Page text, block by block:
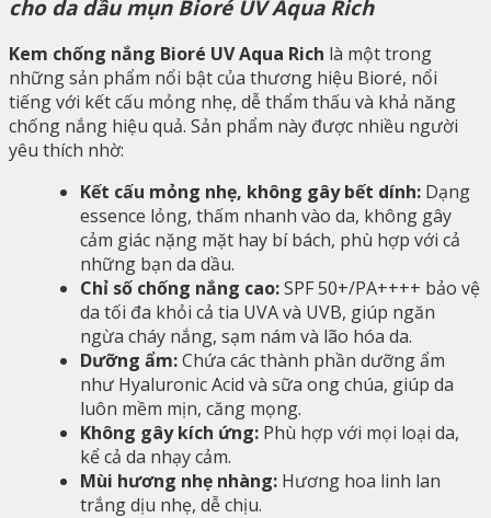
cho da dầu mụn Bioré UV Aqua Rich
Kem chống nắng Bioré UV Aqua Rich là một trong
những sản phẩm nổi bật của thương hiệu Bioré, nổi
tiếng với kết cấu mỏng nhẹ, dễ thẩm thấu và khả năng
chống nắng hiệu quả. Sản phẩm này được nhiều người
yêu thích nhờ:
Kết cấu mỏng nhẹ, không gây bết dính: Dạng
essence lỏng, thấm nhanh vào da, không gây
cảm giác nặng mặt hay bí bách, phù hợp với cả
những bạn da dầu.
Chỉ số chống nắng cao:SPF 50+/PA++++ bảo vệ
da tối đa khỏi cả tia UVA và UVB, giúp ngăn
ngừa cháy nắng, sạm nám và lão hóa da.
Dưỡng ẩm:Chứa các thành phần dưỡng ẩm
như Hyaluronic Acid và sữa ong chúa, giúp da
luôn mềm mịn, căng mọng.
Không gây kích ứng: Phù hợp với mọi loại da,
kể cả da nhạy cảm.
Mùi hương nhẹ nhàng: Hương hoa linh lan
trắng dịu nhẹ, dễ chịu.